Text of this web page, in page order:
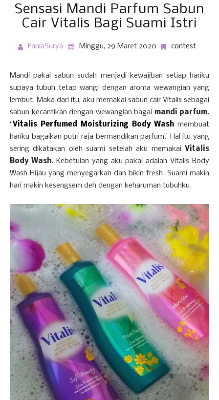
Sensasi Mandi Parfum Sabun
Cair Vitalis Bagi Suami Istri
FaniaSurya Minggu, 29 Maret 2020 contest
Mandi pakai sabun sudah menjadi kewajiban setiap hariku
supaya tubuh tetap wangi dengan aroma wewangian yang
lembut. Maka dari itu, aku memakai sabun cair Vitalis sebagai
sabun kecantikan dengan wewangian bagai mandi parfum.
“Vitalis Perfumed Moisturizing Body Washmembuat
hariku bagaikan putri raja bermandikan parfum.’ Hal itu yang
sering dikatakan oleh suami setelah aku memakai Vitalis
Body Wash. Kebetulan yang aku pakai adalah Vitalis Body
Wash Hijau yang menyegarkan dan bikin fresh. Suami makin
hari makin kesengsem deh dengan keharuman tubuhku.